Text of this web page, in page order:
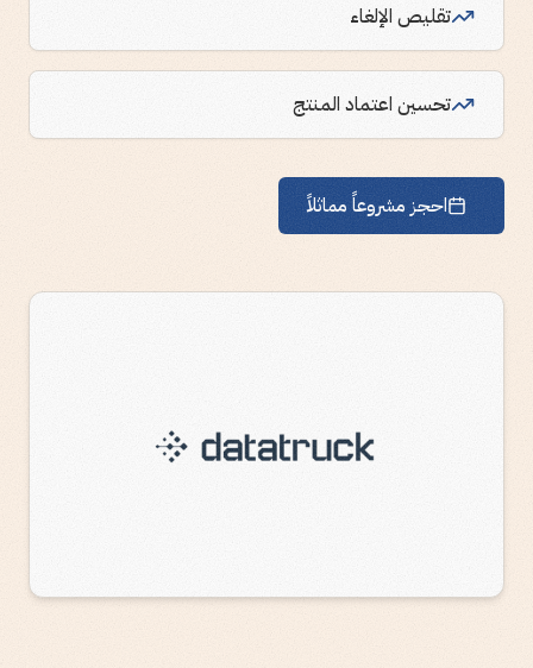
تقليص الإلغاء
تحسين اعتماد المنتج
احجز مشروعاً مماثلاً